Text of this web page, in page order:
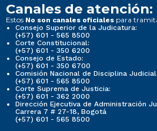
Canales de atención:
Estos No son canales oficiales para
Consejo Superior de la Judicatura:
(+57) 601 - 565 8500
Corte Constitucional:
(+57) 601 - 350 6200
Consejo de Estado:
(+57) 601 - 350 6700
Comisión Nacional de Disciplina Judicial:
(+57) 601 - 565 8500
Corte Suprema de Justicia:
(+57) 601 - 362 2000
Dirección Ejecutiva de Administración
Carrera 7 # 27-18, Bogotá
(+57) 601 - 565 8500